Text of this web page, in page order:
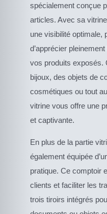
spécialement conçue
articles. Avec sa
une visibilité optimale,
d’apprécier
vos produits exposés.
bijoux, des objets de
cosmétiques ou tout
vitrine vous offre une
et captivante.
En plus de la partie
également équipée
pratique. Ce comptoir
clients et faciliter les
trois tiroirs intégrés